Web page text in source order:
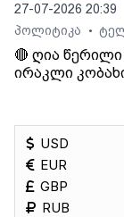
27-07-2026 20:39
პოლიტიკა
•
🔴 ღია
ირაკლი
USD
EUR
GBP
RUB